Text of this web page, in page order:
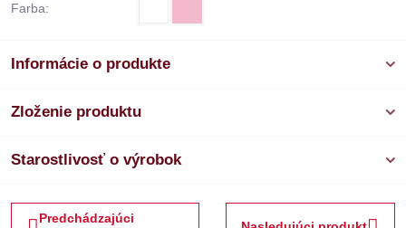
Farba:
Informácie o produkte
Zloženie produktu
Starostlivosť o výrobok
Predchádzajúci